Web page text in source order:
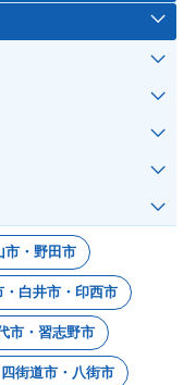
市・野田市
・白井市・印西市
市・習志野市
街道市・八街市